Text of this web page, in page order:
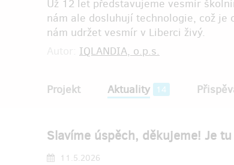
Už 12 let představujeme vesmír
nám ale dosluhují technologie, což je
nám udržet vesmír v Liberci živý.
IQLANDIA, o.p.s.
Projekt Aktuality 14
Slavíme úspěch, děkujeme! Je
11.5.2026